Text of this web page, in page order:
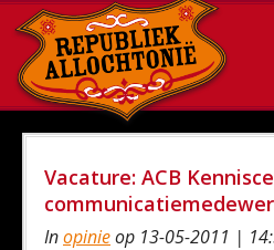
Vacature: ACB
Inopinieop 13-05-2011 |